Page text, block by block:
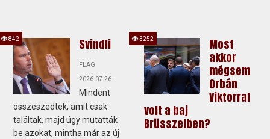
Svindli
FLAG
2026.07.26
Mindent
összeszedtek, amit csak
találtak, majd úgy mutatták
be azokat, mintha már az új
842
Most
akkor
mégsem
Orbán
Viktorral
volt a baj
Brüsszelben?
3252